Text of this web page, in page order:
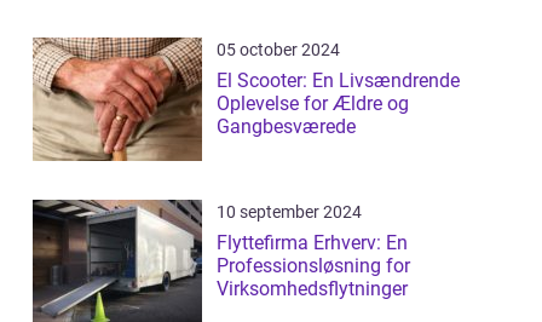
05 october 2024
El Scooter: En Livsændrende
Oplevelse for Ældre og
Gangbesværede
10 september 2024
Flyttefirma Erhverv: En
Professionsløsning for
Virksomhedsflytninger